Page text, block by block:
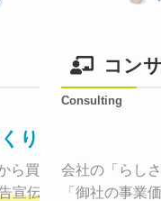
り
ら買いたくなる状態
宣伝に効果検証まで
コン
Consulting
会社の「らし
「御社の事業